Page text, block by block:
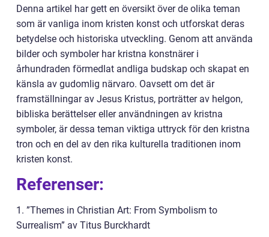
Denna artikel har gett en översikt över de olika teman
som är vanliga inom kristen konst och utforskat deras
betydelse och historiska utveckling. Genom att använda
bilder och symboler har kristna konstnärer i
århundraden förmedlat andliga budskap och skapat en
känsla av gudomlig närvaro. Oavsett om det är
framställningar av Jesus Kristus, porträtter av helgon,
bibliska berättelser eller användningen av kristna
symboler, är dessa teman viktiga uttryck för den kristna
tron och en del av den rika kulturella traditionen inom
kristen konst.
Referenser:
1. ”Themes in Christian Art: From Symbolism to
Surrealism” av Titus Burckhardt